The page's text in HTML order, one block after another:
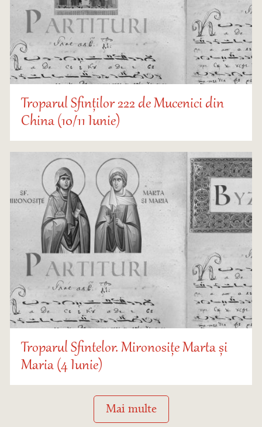
Troparul Sfinților 222 de Mucenici din
China (10/11 Iunie)
Troparul Sfintelor. Mironosițe Marta și
Maria (4 Iunie)
Mai multe